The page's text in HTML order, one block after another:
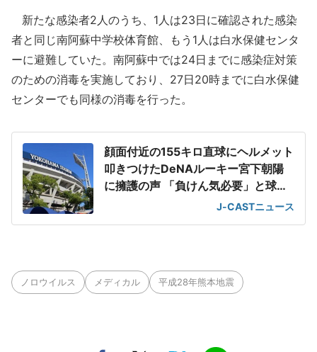
新たな感染者2人のうち、1人は23日に確認された感染
者と同じ南阿蘇中学校体育館、もう1人は白水保健センタ
ーに避難していた。南阿蘇中では24日までに感染症対策
のための消毒を実施しており、27日20時までに白水保健
センターでも同様の消毒を行った。
顔面付近の155キロ直球にヘルメット
叩きつけたDeNAルーキー宮下朝陽
に擁護の声 「負けん気必要」と球団
J-CASTニュース
ノロウイルス メディカル 平成28年熊本地震